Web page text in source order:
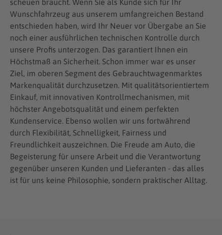
Wunschfahrzeug aus unserem umfangreichen Bestand
entschieden haben, wird Ihr Neuer vor Übergabe an Sie
noch einer ausführlichen technischen Kontrolle durch
unsere Profis unterzogen. Das garantiert Ihnen ein
Höchstmaß an Sicherheit. Schon immer war es unser
Ziel, im oberen Segment des Gebrauchtwagenmarktes
Markenqualität durchzusetzen. Mit qualitätsorientiertem
Einkauf, mit innovativen Kontrollmechanismen, mit
höchster Angebotsqualität und einem perfekten
Kundenservice. Ebenso wollen wir uns fortwährend
durch Flexibilität, Schnelligkeit, Fairness und
Freundlichkeit auszeichnen. Die Freude am Auto, die
Begeisterung für unsere Arbeit und die Verantwortung
gegenüber unseren Kunden und Lieferanten - das alles
ist für uns keine Philosophie, sondern praktischer Alltag.